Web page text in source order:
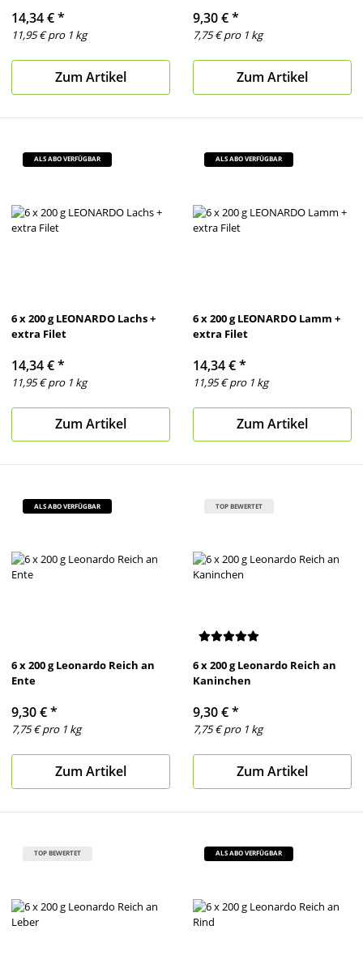
14,34 €*
11,95 € pro 1 kg
Zum Artikel
9,30 €*
7,75 € pro 1 kg
Zum Artikel
ALS ABO VERFÜGBAR
6 x 200 g LEONARDO Lachs +
extra Filet
14,34 €*
11,95 € pro 1 kg
Zum Artikel
ALS ABO VERFÜGBAR
6 x 200 g LEONARDO Lamm +
extra Filet
14,34 €*
11,95 € pro 1 kg
Zum Artikel
ALS ABO VERFÜGBAR
6 x 200 g Leonardo Reich an
Ente
9,30 €*
7,75 € pro 1 kg
Zum Artikel
TOP BEWERTET
6 x 200 g Leonardo Reich an
Kaninchen
9,30 €*
7,75 € pro 1 kg
Zum Artikel
TOP BEWERTET ALS ABO VERFÜGBAR